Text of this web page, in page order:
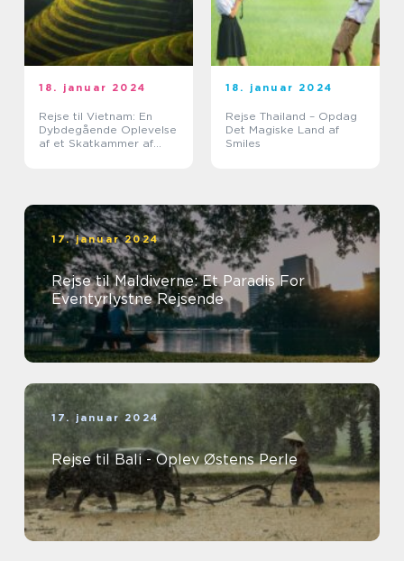
18. januar 2024
Rejse til Vietnam: En
Dybdegående Oplevelse
af et Skatkammer af
18. januar 2024
Rejse Thailand – Opdag
Det Magiske Land af
Smiles
17. januar 2024
Rejse til Maldiverne: Et Paradis For
Eventyrlystne Rejsende
17. januar 2024
Rejse til Bali - Oplev Østens Perle